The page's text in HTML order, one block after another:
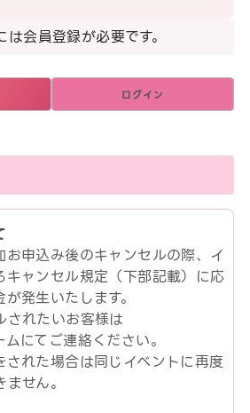
は会員登録が必要です。
ログイン
お申込み後のキャンセルの際、イ
キャンセル規定（下部記載）に応
発生いたします。
されたいお客様は
にてご連絡ください。
された場合は同じイベントに再度
せん。